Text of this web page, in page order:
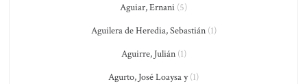
Aguiar, Ernani (5)
Aguilera de Heredia, Sebastián(1)
Aguirre, Julián(1)
Agurto, José Loaysa y(1)